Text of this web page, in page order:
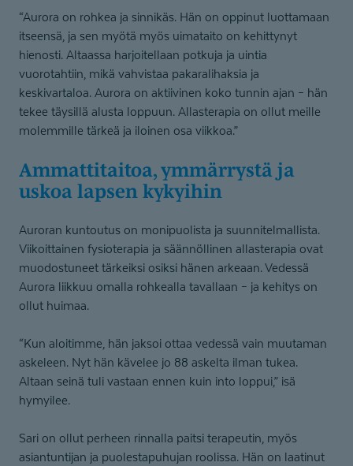
“Aurora on rohkea ja sinnikäs. Hän on oppinut luottamaan
itseensä, ja sen myötä myös uimataito on kehittynyt
hienosti. Altaassa harjoitellaan potkuja ja uintia
vuorotahtiin, mikä vahvistaa pakaralihaksia ja
keskivartaloa. Aurora on aktiivinen koko tunnin ajan – hän
tekee täysillä alusta loppuun. Allasterapia on ollut meille
molemmille tärkeä ja iloinen osa viikkoa.”
Ammattitaitoa, ymmärrystä ja
uskoa lapsen kykyihin
Auroran kuntoutus on monipuolista ja suunnitelmallista.
Viikoittainen fysioterapia ja säännöllinen allasterapia ovat
muodostuneet tärkeiksi osiksi hänen arkeaan. Vedessä
Aurora liikkuu omalla rohkealla tavallaan – ja kehitys on
ollut huimaa.
“Kun aloitimme, hän jaksoi ottaa vedessä vain muutaman
askeleen. Nyt hän kävelee jo 88 askelta ilman tukea.
Altaan seinä tuli vastaan ennen kuin into loppui,” isä
hymyilee.
Sari on ollut perheen rinnalla paitsi terapeutin, myös
asiantuntijan ja puolestapuhujan roolissa. Hän on laatinut